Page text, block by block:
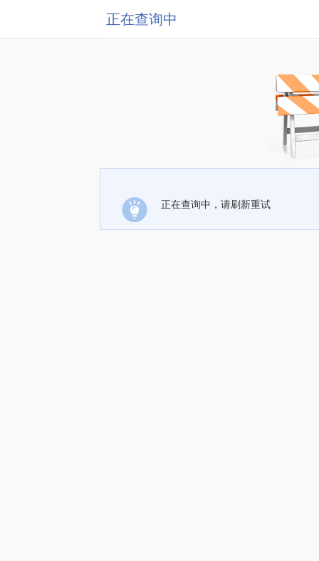
正在查询中
正在查询中，请刷新重试